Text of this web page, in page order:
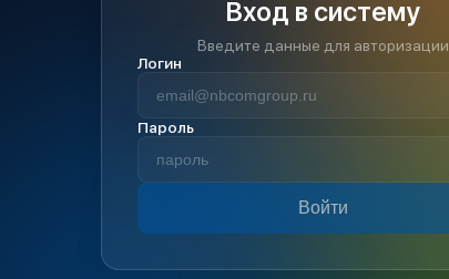
Вход в систему
Введите данные для авторизации
Логин
Пароль
Войти